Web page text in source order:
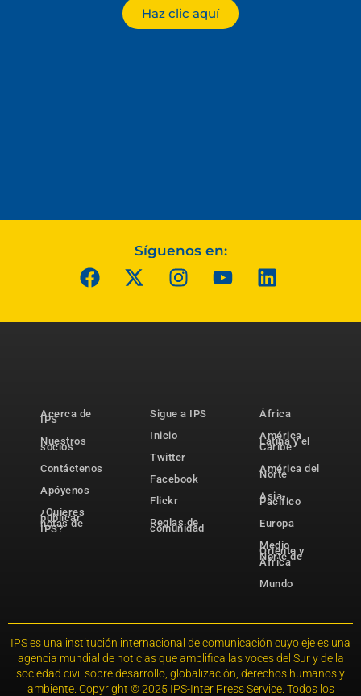
Haz clic aquí
Síguenos en:
Acerca de
IPS
Nuestros
socios
Contáctenos
Apóyenos
¿Quieres
publicar
notas de
IPS?
Sigue a IPS
Inicio
Twitter
Facebook
Flickr
Reglas de
comunidad
África
América
Latina y el
Caribe
América del
Norte
Asia-
Pacífico
Europa
Medio
Oriente y
Norte de
África
Mundo
IPS es una institución internacional de comunicación cuyo eje es una
agencia mundial de noticias que amplifica las voces del Sur y de la
sociedad civil sobre desarrollo, globalización, derechos humanos y
ambiente. Copyright © 2025 IPS-Inter Press Service. Todos los